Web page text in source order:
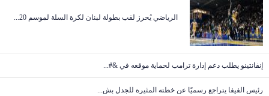
‏الرياضي يُحرز لقب بطولة لبنان لكرة السلة لموسم 20...
‏إنفانتينو يطلب دعم إدارة ترامب لحماية موقعه في &#...
رئيس الفيفا يتراجع رسميًا عن خطته المثيرة للجدل بش...